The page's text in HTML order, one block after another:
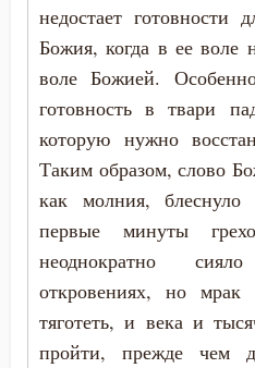
Воскресение Христово
Девство
Заповеди
Крещение
Ложь
Любовь
Григорий Богослов
Григорий Нисский
Димитрий Ростовский
Епифаний Кипрский
Ефрем Сирин
Иоанн Дамаскин
недостает готовности
Божия, когда в ее воле
воле Божией.
готовность в твари
которую нужно
Таким образом, слово
как молния, блеснуло
первые минуты
неоднократно
откровениях, но мрак
тяготеть, и века и
пройти, прежде чем